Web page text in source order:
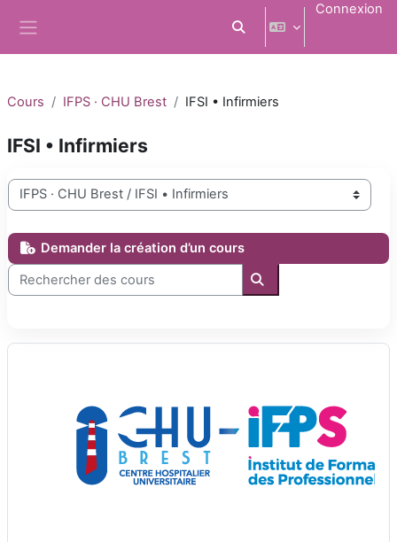
Activer/désactiver la
Connexion
Cours IFPS · CHU Brest IFSI • Infirmiers
IFSI • Infirmiers
Catégories de cours
Demander la création d’un cours
Rechercher des cours
Rechercher des cours